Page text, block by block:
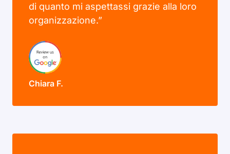
di quanto mi aspettassi grazie alla loro
organizzazione.”
Chiara F.